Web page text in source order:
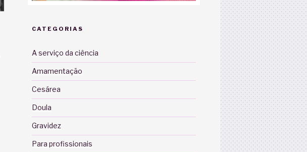
CATEGORIAS
A serviço da ciência
Amamentação
Cesárea
Doula
Gravidez
Para profissionais